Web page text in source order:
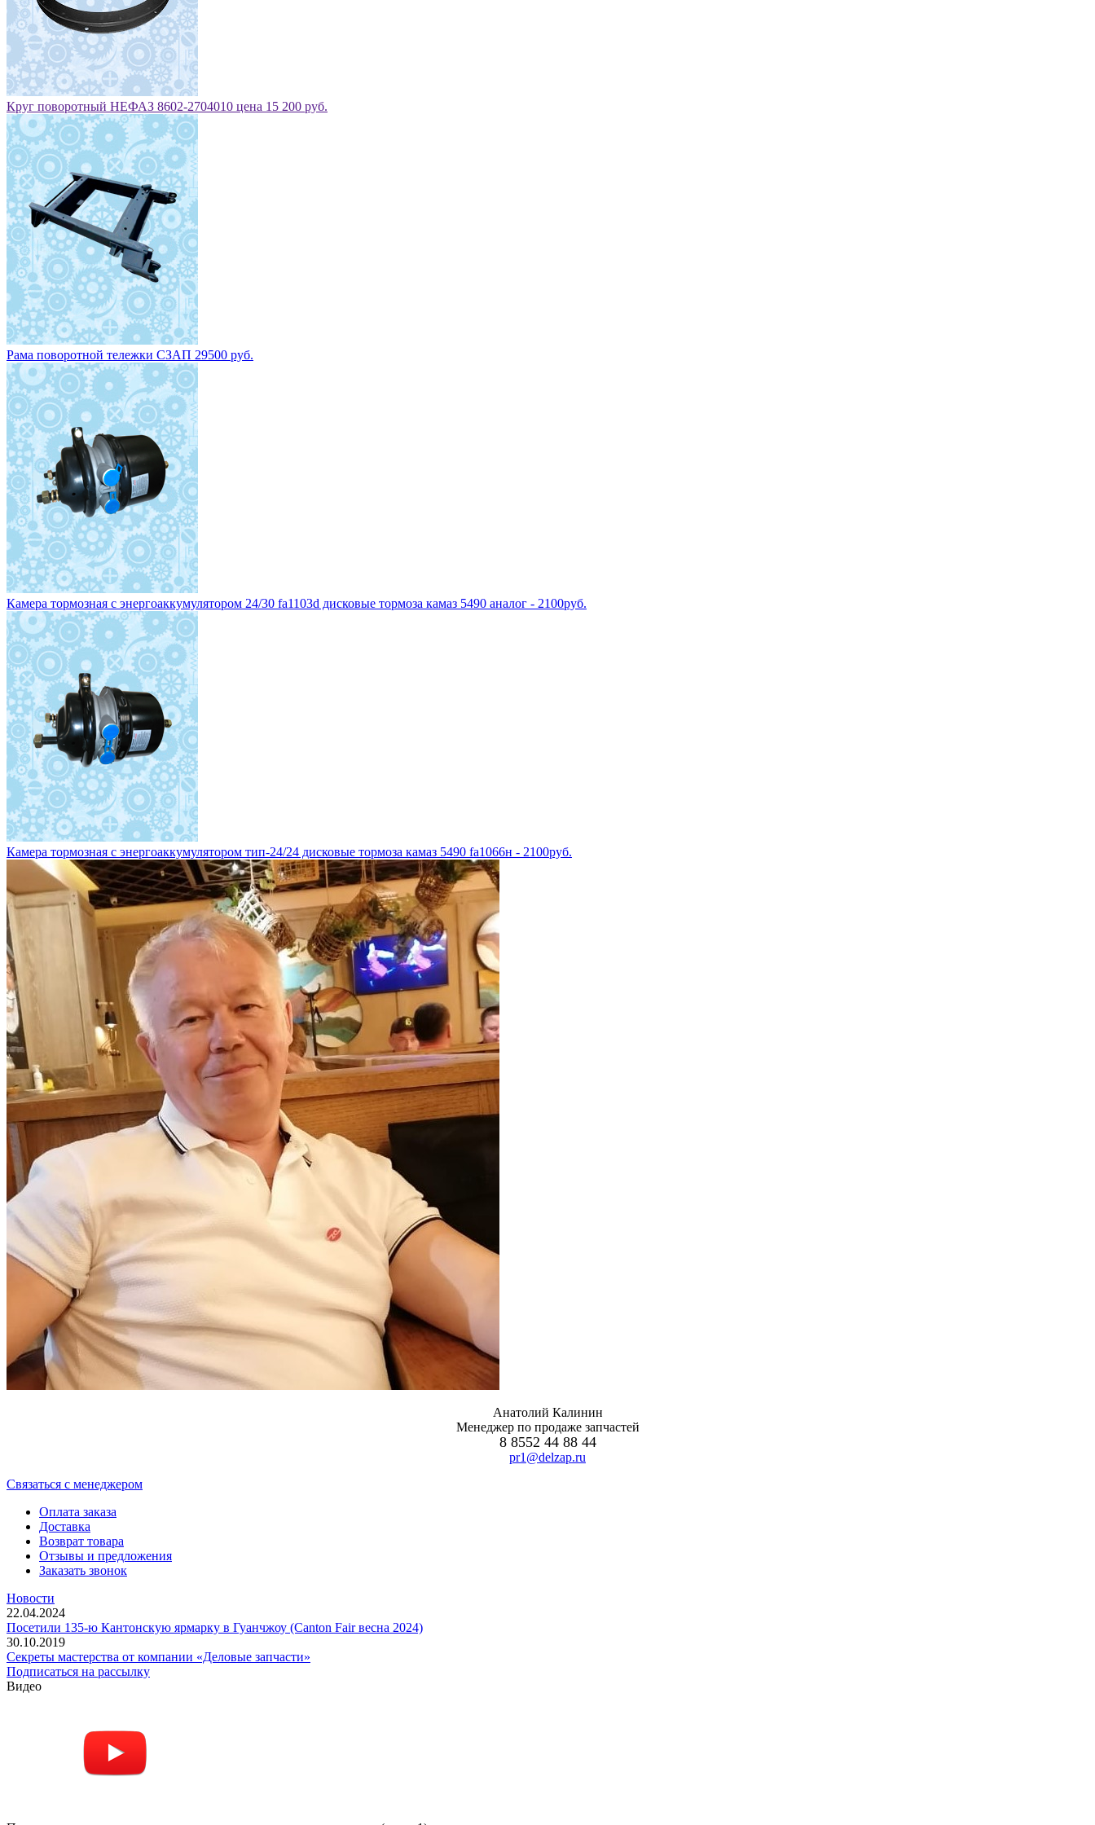
Круг поворотный НЕФАЗ 8602-2704010 цена 15 200 руб.
Рама поворотной тележки СЗАП 29500 руб.
Камера тормозная с энергоаккумулятором 24/30 fa1103d дисковые тормоза камаз 5490 аналог - 2100руб.
Камера тормозная с энергоаккумулятором тип-24/24 дисковые тормоза камаз 5490 fa1066н - 2100руб.
Анатолий Калинин
Менеджер по продаже запчастей
8 8552 44 88 44
pr1@delzap.ru
Cвязаться с менеджером
Оплата заказа
Доставка
Возврат товара
Отзывы и предложения
Заказать звонок
Новости
22.04.2024
Посетили 135-ю Кантонскую ярмарку в Гуанчжоу (Canton Fair весна 2024)
30.10.2019
Секреты мастерства от компании «Деловые запчасти»
Подписаться на рассылку
Видео